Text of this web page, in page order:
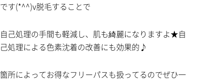
です(*^^)v脱毛することで
自己処理の手間も軽減し、肌も綺麗になりますよ★自
己処理による色素沈着の改善にも効果的♪
箇所によってお得なフリーパスも扱ってるのでぜひ一